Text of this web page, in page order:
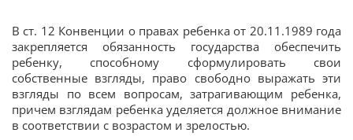
В ст. 12 Конвенции о правах ребенка от 20.11.1989 года
закрепляется обязанность государства обеспечить
ребенку, способному сформулировать свои
собственные взгляды, право свободно выражать эти
взгляды по всем вопросам, затрагивающим ребенка,
причем взглядам ребенка уделяется должное внимание
в соответствии с возрастом и зрелостью.